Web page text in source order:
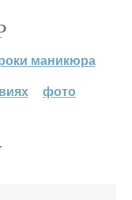
маникюра
фото